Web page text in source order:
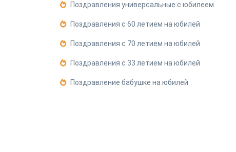
Поздравления универсальные с юбилеем
Поздравления с 60 летием на юбилей
Поздравления с 70 летием на юбилей
Поздравления с 33 летием на юбилей
Поздравление бабушке на юбилей